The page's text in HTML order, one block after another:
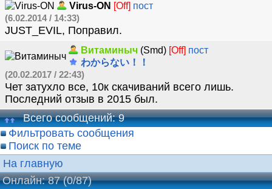
Virus-ON [Off] пост
(6.02.2014 / 14:33)
JUST_EVIL, Поправил.
Витаминыч (Smd) [Off] пост
わからない！！
(20.02.2017 / 22:43)
Чет затухло все, 10к скачиваний всего лишь.
Последний отзыв в 2015 был.
Всего сообщений: 9
Фильтровать сообщения
Поиск по теме
На главную
Онлайн: 87(0/87)